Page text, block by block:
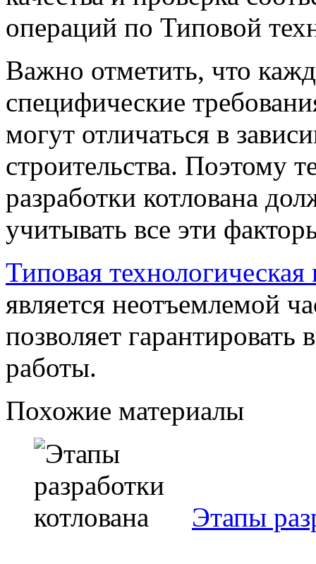
операций по Типовой
Важно отметить, что
специфические
могут отличаться в
строительства. Поэтому
разработки котлована
учитывать все эти
Типовая технологическая
является неотъемлемой
позволяет гарантировать
работы.
Похожие материалы
Этапы